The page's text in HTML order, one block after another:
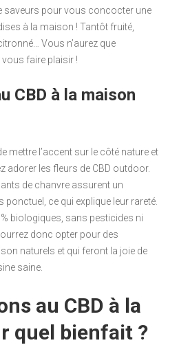
saveurs pour vous concocter une
à la maison ! Tantôt fruité,
Vous n’aurez que
faire plaisir !
CBD à la maison
mettre l’accent sur le côté nature et
adorer les fleurs de CBD outdoor.
de chanvre assurent un
ce qui explique leur rareté.
biologiques, sans pesticides ni
donc opter pour des
naturels et qui feront la joie de
saine.
au CBD à la
quel bienfait ?